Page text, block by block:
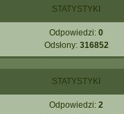
STATYSTYKI
Odpowiedzi: 0
Odsłony: 316852
STATYSTYKI
Odpowiedzi: 2